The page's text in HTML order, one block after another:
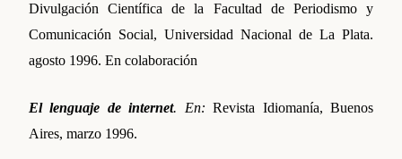
Divulgación Científica de la Facultad de Periodismo y
Comunicación Social, Universidad Nacional de La Plata.
agosto 1996. En colaboración
El lenguaje de internet. En:Revista Idiomanía, Buenos
Aires, marzo 1996.